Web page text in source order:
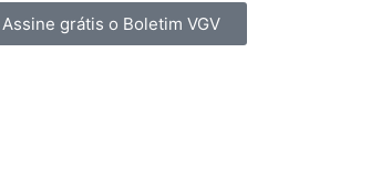
Assine grátis o Boletim VGV